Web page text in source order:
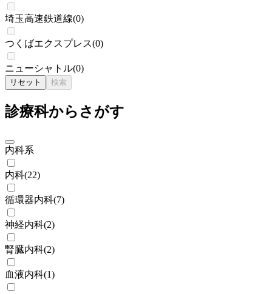
埼玉高速鉄道線(0)
つくばエクスプレス(0)
ニューシャトル(0)
リセット 検索
診療科からさがす
内科系
内科(22)
循環器内科(7)
神経内科(2)
腎臓内科(2)
血液内科(1)